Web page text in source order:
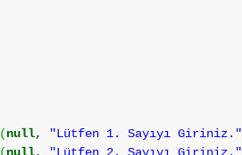
(null, "Lütfen 1. Sayıyı Giriniz."